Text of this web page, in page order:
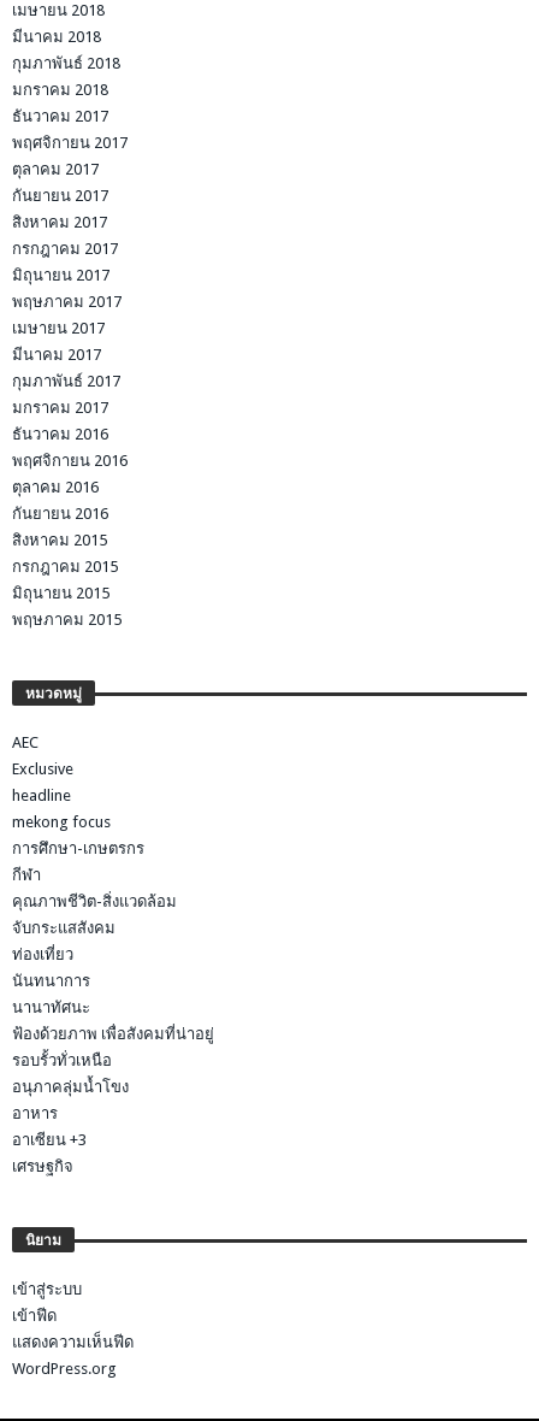
เมษายน 2018
มีนาคม 2018
กุมภาพันธ์ 2018
มกราคม 2018
ธันวาคม 2017
พฤศจิกายน 2017
ตุลาคม 2017
กันยายน 2017
สิงหาคม 2017
กรกฎาคม 2017
มิถุนายน 2017
พฤษภาคม 2017
เมษายน 2017
มีนาคม 2017
กุมภาพันธ์ 2017
มกราคม 2017
ธันวาคม 2016
พฤศจิกายน 2016
ตุลาคม 2016
กันยายน 2016
สิงหาคม 2015
กรกฎาคม 2015
มิถุนายน 2015
พฤษภาคม 2015
หมวดหมู่
AEC
Exclusive
headline
mekong focus
การศึกษา-เกษตรกร
กีฬา
คุณภาพชีวิต-สิ่งแวดล้อม
จับกระแสสังคม
ท่องเที่ยว
นันทนาการ
นานาทัศนะ
ฟ้องด้วยภาพ เพื่อสังคมที่น่าอยู่
รอบรั้วทั่วเหนือ
อนุภาคลุ่มน้ำโขง
อาหาร
อาเซียน +3
เศรษฐกิจ
นิยาม
เข้าสู่ระบบ
เข้าฟีด
แสดงความเห็นฟีด
WordPress.org